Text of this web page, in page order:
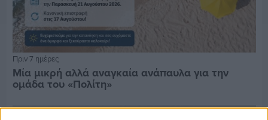
Πριν 7 ημέρες
Μία μικρή αλλά αναγκαία ανάπαυλα για την
ομάδα του «Πολίτη»